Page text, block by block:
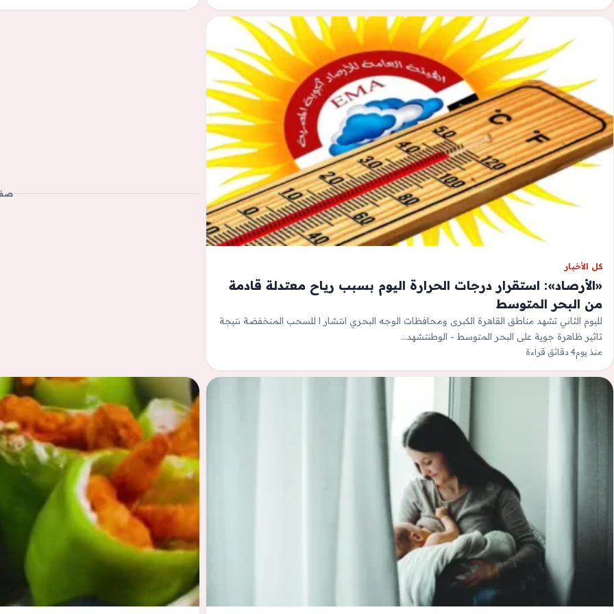
كل الأخبار
«الأرصاد»: استقرار درجات الحرارة اليوم بسبب رياح معتدلة قادمة
من البحر المتوسط
لليوم الثاني تشهد مناطق القاهرة الكبرى ومحافظات الوجه البحري انتشار ا للسحب المنخفضة نتيجة
تاثير ظاهرة جوية على البحر المتوسط - الوطنتشهد…
منذ يوم4 دقائق قراءة